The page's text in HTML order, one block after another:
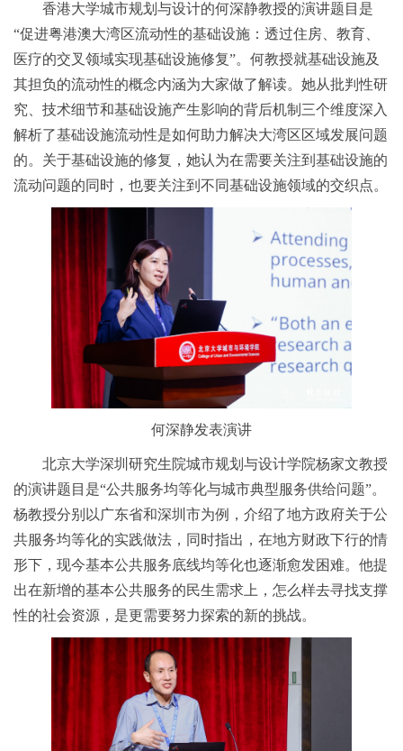
香港大学城市规划与设计的何深静教授的演讲题目是
“促进粤港澳大湾区流动性的基础设施：透过住房、教育、
医疗的交叉领域实现基础设施修复”。何教授就基础设施及
其担负的流动性的概念内涵为大家做了解读。她从批判性研
究、技术细节和基础设施产生影响的背后机制三个维度深入
解析了基础设施流动性是如何助力解决大湾区区域发展问题
的。关于基础设施的修复，她认为在需要关注到基础设施的
流动问题的同时，也要关注到不同基础设施领域的交织点。
何深静发表演讲
北京大学深圳研究生院城市规划与设计学院杨家文教授
的演讲题目是“公共服务均等化与城市典型服务供给问题”。
杨教授分别以广东省和深圳市为例，介绍了地方政府关于公
共服务均等化的实践做法，同时指出，在地方财政下行的情
形下，现今基本公共服务底线均等化也逐渐愈发困难。他提
出在新增的基本公共服务的民生需求上，怎么样去寻找支撑
性的社会资源，是更需要努力探索的新的挑战。